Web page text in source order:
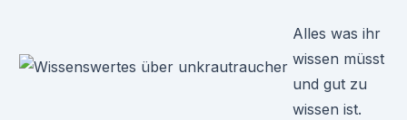
Alles was ihr
wissen müsst
und gut zu
wissen ist.